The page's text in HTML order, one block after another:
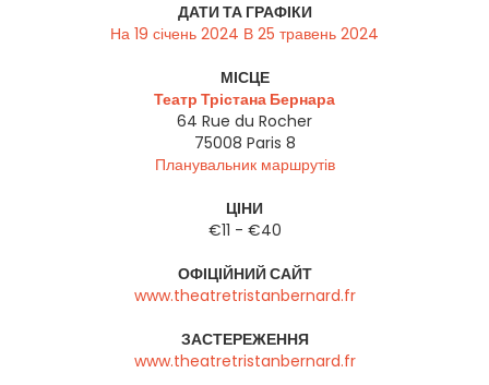
ДАТИ ТА ГРАФІКИ
На 19 січень 2024 В 25 травень 2024
МІСЦЕ
Театр Трістана Бернара
64 Rue du Rocher
75008 Paris 8
Планувальник маршрутів
ЦІНИ
€11 - €40
ОФІЦІЙНИЙ САЙТ
www.theatretristanbernard.fr
ЗАСТЕРЕЖЕННЯ
www.theatretristanbernard.fr